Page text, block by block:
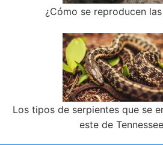
¿Cómo se reproducen
Los tipos de serpientes que se
este de Tennessee